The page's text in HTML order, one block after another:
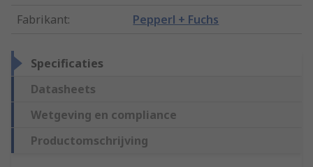
Fabrikant: Pepperl + Fuchs
Specificaties
Datasheets
Wetgeving en compliance
Productomschrijving